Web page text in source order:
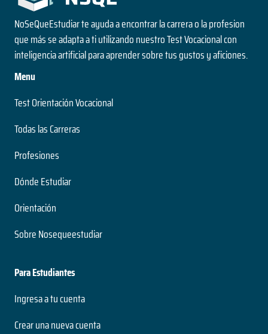
NoSeQueEstudiar te ayuda a encontrar la carrera o la profesion
que más se adapta a ti utilizando nuestro Test Vocacional con
inteligencia artificial para aprender sobre tus gustos y aficiones.
Menu
Test Orientación Vocacional
Todas las Carreras
Profesiones
Dónde Estudiar
Orientación
Sobre Nosequeestudiar
Para Estudiantes
Ingresa a tu cuenta
Crear una nueva cuenta